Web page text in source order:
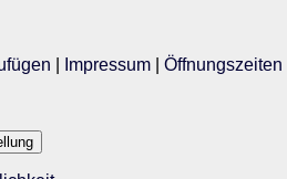
Impressum Öffnungszeiten